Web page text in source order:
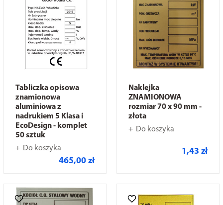
Tabliczka opisowa
znamionowa
aluminiowa z
nadrukiem 5 Klasa i
EcoDesign - komplet
50 sztuk
Do koszyka
465,00 zł
Naklejka
ZNAMIONOWA
rozmiar 70 x 90 mm -
złota
Do koszyka
1,43 zł